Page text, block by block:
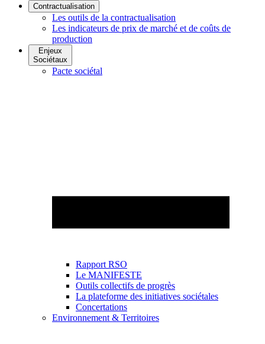
Contractualisation
Les outils de la contractualisation
Les indicateurs de prix de marché et de coûts de
production
Enjeux
Sociétaux
Pacte sociétal
Rapport RSO
Le MANIFESTE
Outils collectifs de progrès
La plateforme des initiatives sociétales
Concertations
Environnement & Territoires